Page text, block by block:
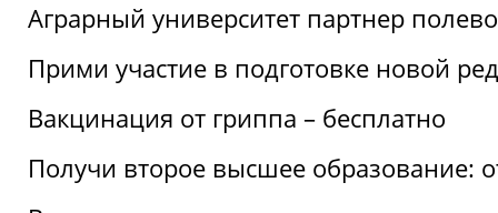
Аграрный университет партнер
Прими участие в подготовке новой
Вакцинация от гриппа – бесплатно
Получи второе высшее образование: